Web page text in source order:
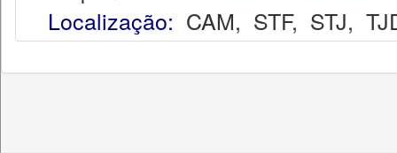
Localização: CAM, STF, STJ,